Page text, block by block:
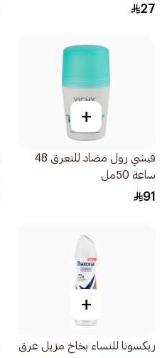
27
+
فيشي رول مضاد للتعرق 48
ساعة 50مل
91
+
ريكسونا للنساء بخاخ مزيل عرق